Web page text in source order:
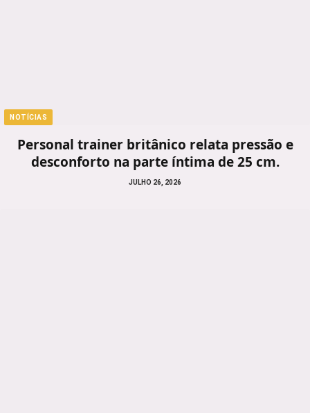
NOTÍCIAS
Personal trainer britânico relata pressão e
desconforto na parte íntima de 25 cm.
JULHO 26, 2026